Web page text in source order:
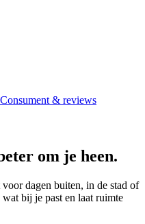
Consument & reviews
om je heen.
dagen buiten, in de stad of
bij je past en laat ruimte